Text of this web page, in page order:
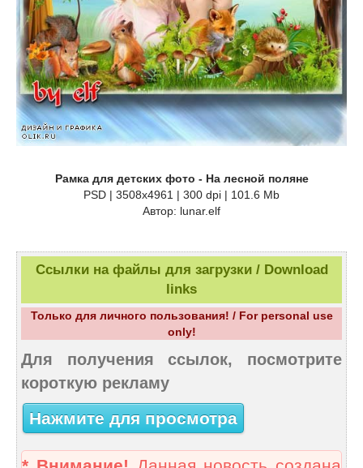
Рамка для детских фото - На лесной поляне
PSD | 3508х4961 | 300 dpi | 101.6 Mb
Автор: lunar.elf
Ссылки на файлы для загрузки / Download
links
Только для личного пользования! / For personal use
only!
Для получения ссылок, посмотрите
короткую рекламу
Нажмите для просмотра